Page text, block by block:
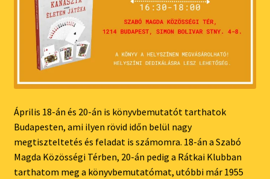
Április 18-án és 20-án is könyvbemutatót tarthatok
Budapesten, ami ilyen rövid időn belül nagy
megtiszteltetés és feladat is számomra. 18-án a Szabó
Magda Közösségi Térben, 20-án pedig a Rátkai Klubban
tarthatom meg a könyvbemutatómat, utóbbi már 1955